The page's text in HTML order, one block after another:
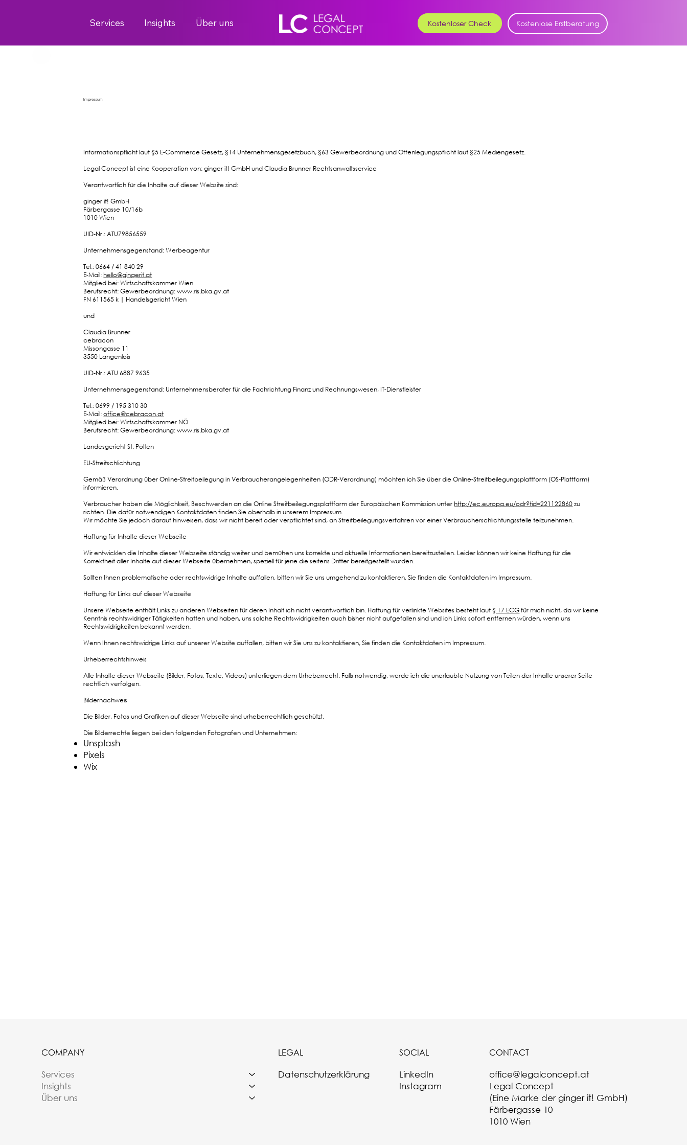
Services Insights Über uns Kostenloser Check Kostenlose Erstberatung
Impressum
Informationspflicht laut §5 E-Commerce Gesetz, §14 Unternehmensgesetzbuch, §63 Gewerbeordnung und Offenlegungspflicht laut §25 Mediengesetz.
Legal Concept ist eine Kooperation von: ginger it! GmbH und Claudia Brunner Rechtsanwaltsservice
Verantwortlich für die Inhalte auf dieser Website sind:
ginger it! GmbH
Färbergasse 10/16b
1010 Wien
UID-Nr.: ATU79856559
Unternehmensgegenstand: Werbeagentur
Tel.: 0664 / 41 840 29
E-Mail: hello@gingerit.at
Mitglied bei: Wirtschaftskammer Wien
Berufsrecht: Gewerbeordnung: www.ris.bka.gv.at
FN 611565 k | Handelsgericht Wien
und
Claudia Brunner
cebracon
Missongasse 11
3550 Langenlois
UID-Nr.: ATU 6887 9635
Unternehmensgegenstand: Unternehmensberater für die Fachrichtung Finanz und Rechnungswesen, IT-Dienstleister
Tel.: 0699 / 195 310 30
E-Mail:office@cebracon.at
Mitglied bei: Wirtschaftskammer NÖ
Berufsrecht: Gewerbeordnung: www.ris.bka.gv.at
Landesgericht St. Pölten
EU-Streitschlichtung
Gemäß Verordnung über Online-Streitbeilegung in Verbraucherangelegenheiten (ODR-Verordnung) möchten ich Sie über die Online-Streitbeilegungsplattform (OS-Plattform)
informieren.
Verbraucher haben die Möglichkeit, Beschwerden an die Online Streitbeilegungsplattform der Europäischen Kommission unter http://ec.europa.eu/odr?tid=221122860zu
richten. Die dafür notwendigen Kontaktdaten finden Sie oberhalb in unserem Impressum.
Wir möchte Sie jedoch darauf hinweisen, dass wir nicht bereit oder verpflichtet sind, an Streitbeilegungsverfahren vor einer Verbraucherschlichtungsstelle teilzunehmen.
Haftung für Inhalte dieser Webseite
Wir entwicklen die Inhalte dieser Webseite ständig weiter und bemühen uns korrekte und aktuelle Informationen bereitzustellen. Leider können wir keine Haftung für die
Korrektheit aller Inhalte auf dieser Webseite übernehmen, speziell für jene die seitens Dritter bereitgestellt wurden.
Sollten Ihnen problematische oder rechtswidrige Inhalte auffallen, bitten wir Sie uns umgehend zu kontaktieren, Sie finden die Kontaktdaten im Impressum.
Haftung für Links auf dieser Webseite
Unsere Webseite enthält Links zu anderen Webseiten für deren Inhalt ich nicht verantwortlich bin. Haftung für verlinkte Websites besteht laut§ 17 ECGfür mich nicht, da wir keine
Kenntnis rechtswidriger Tätigkeiten hatten und haben, uns solche Rechtswidrigkeiten auch bisher nicht aufgefallen sind und ich Links sofort entfernen würden, wenn uns
Rechtswidrigkeiten bekannt werden.
Wenn Ihnen rechtswidrige Links auf unserer Website auffallen, bitten wir Sie uns zu kontaktieren, Sie finden die Kontaktdaten im Impressum.
Urheberrechtshinweis
Alle Inhalte dieser Webseite (Bilder, Fotos, Texte, Videos) unterliegen dem Urheberrecht. Falls notwendig, werde ich die unerlaubte Nutzung von Teilen der Inhalte unserer Seite
rechtlich verfolgen.
Bildernachweis
Die Bilder, Fotos und Grafiken auf dieser Webseite sind urheberrechtlich geschützt.
Die Bilderrechte liegen bei den folgenden Fotografen und Unternehmen:
Unsplash
Pixels
Wix
COMPANY
Services
Insights
Über uns
LEGAL
Datenschutzerklärung
SOCIAL
LinkedIn
Instagram
CONTACT
office@legalconcept.at
Legal Concept
(Eine Marke der ginger it! GmbH)
Färbergasse 10
1010 Wien